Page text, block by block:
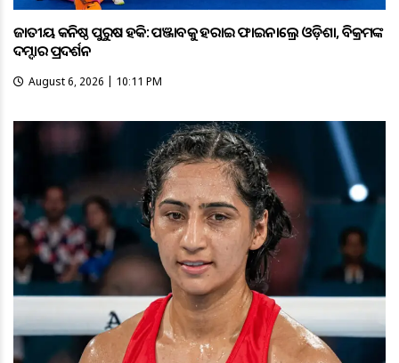
ଜାତୀୟ କନିଷ୍ଠ ପୁରୁଷ ହକି: ପଞ୍ଜାବକୁ ହରାଇ ଫାଇନାଲ୍ରେ ଓଡ଼ିଶା, ବିକ୍ରମଙ୍କ
ଦମ୍ଦାର ପ୍ରଦର୍ଶନ
August 6, 2026 | 10:11 PM